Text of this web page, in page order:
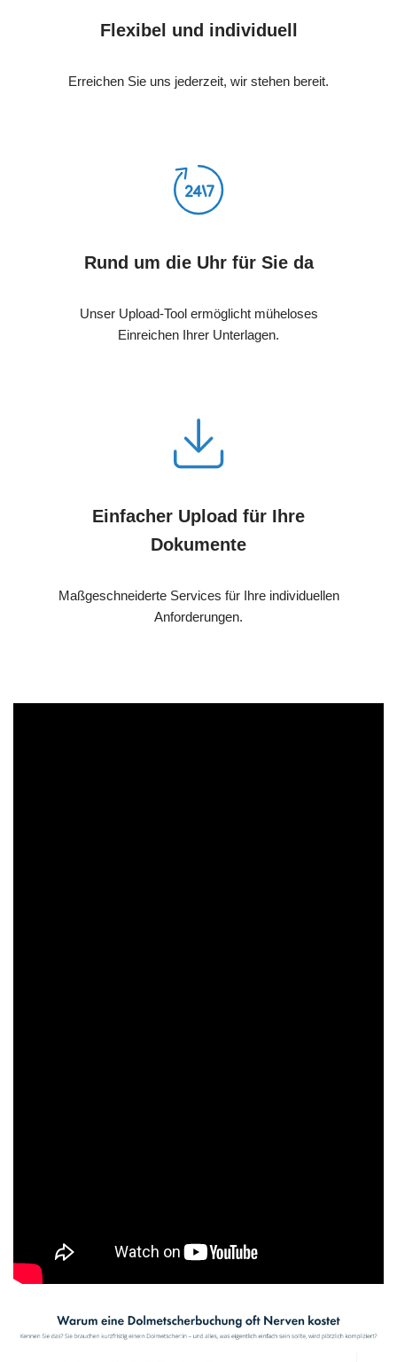
Flexibel und individuell
Erreichen Sie uns jederzeit, wir stehen bereit.
Rund um die Uhr für Sie da
Unser Upload-Tool ermöglicht müheloses
Einreichen Ihrer Unterlagen.
Einfacher Upload für Ihre
Dokumente
Maßgeschneiderte Services für Ihre individuellen
Anforderungen.